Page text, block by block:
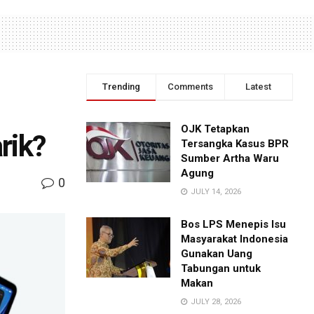
0
Trending Comments Latest
OJK Tetapkan
Tersangka Kasus BPR
Sumber Artha Waru
Agung
JULY 14, 2026
Bos LPS Menepis Isu
Masyarakat Indonesia
Gunakan Uang
Tabungan untuk
Makan
JULY 28, 2026